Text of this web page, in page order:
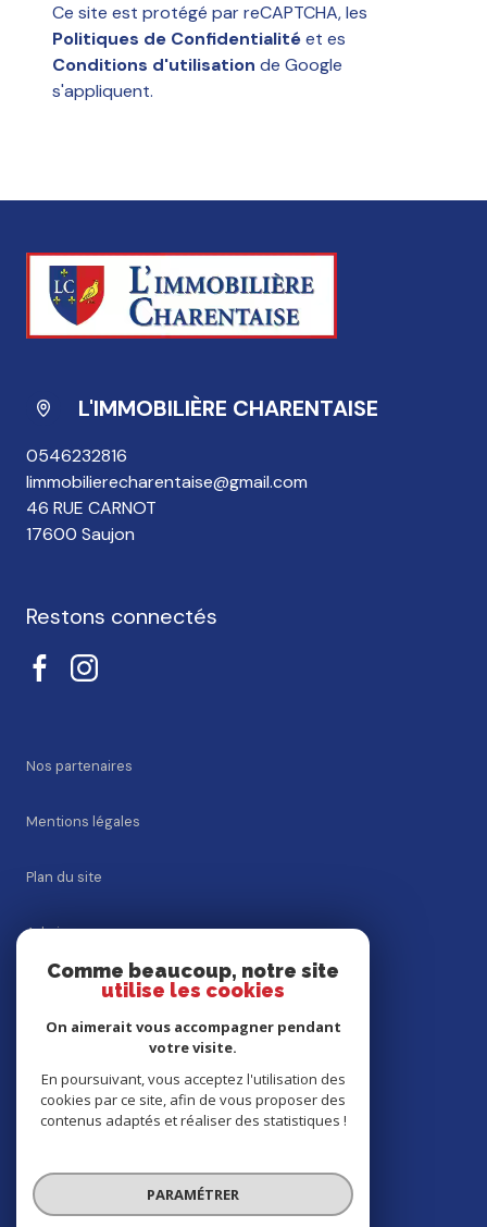
Ce site est protégé par reCAPTCHA, les
Politiques de Confidentialitéet es
Conditions d'utilisation de Google
s'appliquent.
L'IMMOBILIÈRE CHARENTAISE
0546232816
limmobilierecharentaise@gmail.com
46 RUE CARNOT
17600 Saujon
Restons connectés
Nos partenaires
Mentions légales
Plan du site
Admin
Nos honoraires
Cookies
© 2026 | Tous droits réservés
Comme beaucoup, notre site
utilise les cookies
On aimerait vous accompagner pendant
votre visite.
En poursuivant, vous acceptez l'utilisation des
cookies par ce site, afin de vous proposer des
contenus adaptés et réaliser des statistiques !
PARAMÉTRER